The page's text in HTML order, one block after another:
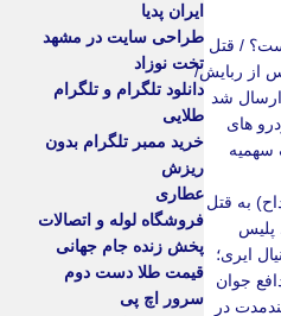
/ قتل
از ربایش/
ارسال شد
های
سهمیه
به قتل
پلیس
ایری؛
جوان
در
ایران پدیا
طراحی سایت در مشهد
تخت نوزاد
دانلود تلگرام و تلگرام
طلایی
خرید ممبر تلگرام بدون
ریزش
عطاری
فروشگاه لوله و اتصالات
پخش زنده جام جهانی
قیمت طلا دست دوم
سرور اچ پی